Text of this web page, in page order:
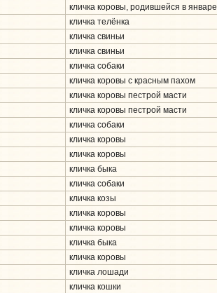
кличка коровы, родившейся в январе
кличка телёнка
кличка свиньи
кличка свиньи
кличка собаки
кличка коровы с красным пахом
кличка коровы пестрой масти
кличка коровы пестрой масти
кличка собаки
кличка коровы
кличка коровы
кличка быка
кличка собаки
кличка козы
кличка коровы
кличка коровы
кличка быка
кличка коровы
кличка лошади
кличка кошки